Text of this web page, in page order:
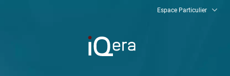
Espace Particulier